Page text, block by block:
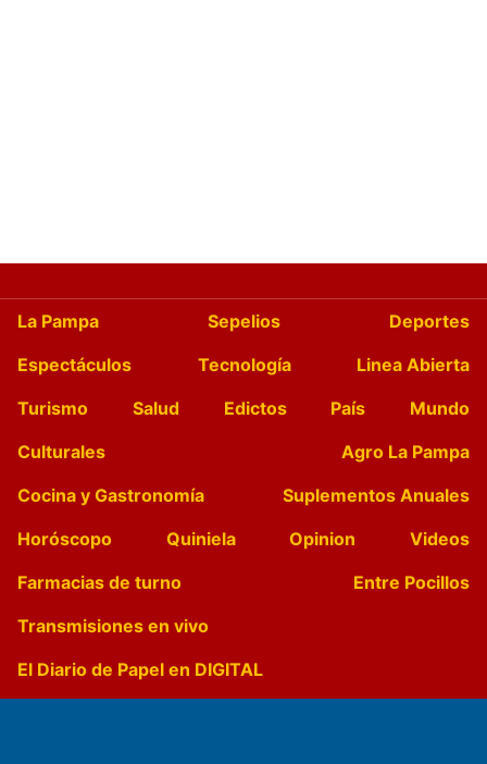
La Pampa Sepelios
Deportes
Espectáculos
Tecnología
Linea Abierta
Turismo
Salud Edictos País
Mundo
Culturales
Agro La Pampa
Cocina y Gastronomía
Suplementos Anuales
Horóscopo
Quiniela Opinion
Videos
Farmacias de turno
Entre Pocillos
Transmisiones en vivo
El Diario de Papel en DIGITAL